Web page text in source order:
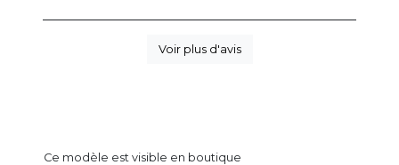
Voir plus d'avis
Ce modèle est visible en boutique